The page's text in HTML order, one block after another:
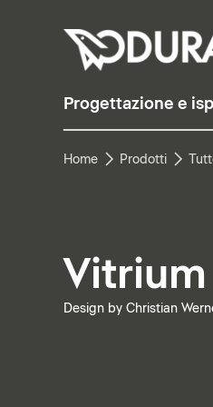
Progettazione e
Home Prodotti
Vitrium
Design by Christian